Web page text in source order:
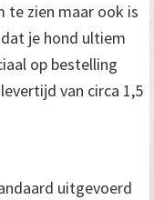
te zien maar ook is
je hond ultiem
op bestelling
van circa 1,5
uitgevoerd